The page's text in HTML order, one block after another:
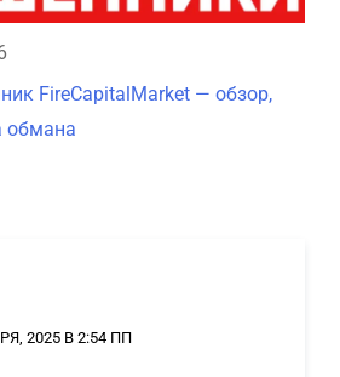
FireCapitalMarket — обзор,
обмана
2025 В 2:54 ПП